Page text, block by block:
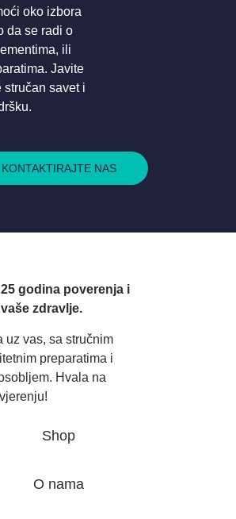
oko izbora
da se radi o
ili
Javite
stručan savet i
KONTAKTIRAJTE NAS
godina poverenja i
zdravlje.
uz vas, sa stručnim
preparatima i
Hvala na
Shop
O nama